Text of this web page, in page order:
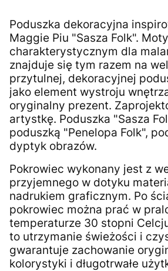
Poduszka dekoracyjna
Maggie Piu "Sasza Folk".
charakterystycznym dla
znajduje się tym razem na
przytulnej, dekoracyjnej
jako element wystroju
oryginalny prezent.
artystkę. Poduszka "Sasza
poduszką "Penelopa Folk",
dyptyk obrazów.
Pokrowiec wykonany jest z
przyjemnego w dotyku
nadrukiem graficznym. Po
pokrowiec można prać w
temperaturze 30 stopni
to utrzymanie świeżości i
gwarantuje zachowanie
kolorystyki i długotrwałe